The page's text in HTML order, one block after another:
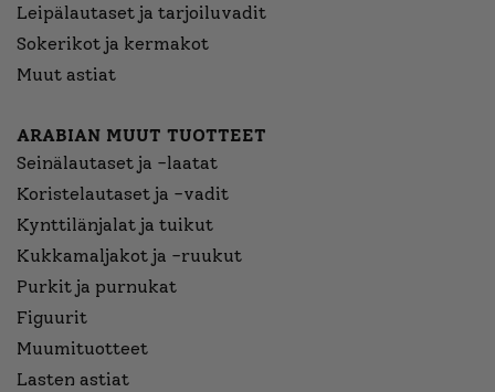
Leipälautaset ja tarjoiluvadit
Sokerikot ja kermakot
Muut astiat
ARABIAN MUUT TUOTTEET
Seinälautaset ja -laatat
Koristelautaset ja -vadit
Kynttilänjalat ja tuikut
Kukkamaljakot ja -ruukut
Purkit ja purnukat
Figuurit
Muumituotteet
Lasten astiat